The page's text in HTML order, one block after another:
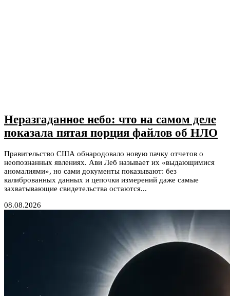
Неразгаданное небо: что на самом деле
показала пятая порция файлов об НЛО
Правительство США обнародовало новую пачку отчетов о
неопознанных явлениях. Ави Леб называет их «выдающимися
аномалиями», но сами документы показывают: без
калиброванных данных и цепочки измерений даже самые
захватывающие свидетельства остаются...
08.08.2026